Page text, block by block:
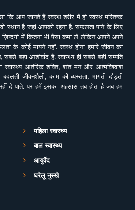
कि आप जानते हैं स्वस्थ शरीर में ही स्वस्थ मस्तिष्क
वो स्थान है जहां आपको रहना है. सफलता पाने के लिए
ज़िन्दगी में कितना भी पैसा कमा लें लेकिन आपने अपने
के कोई मायने नहीं. स्वस्थ होना हमारे जीवन का
बड़ा आशीर्वाद है. स्वास्थ्य ही सबसे बड़ी सम्पति
स्वास्थ्य आतंरिक शक्ति, शांत मन और आत्मविश्वाश
जीवनशैली, काम की व्यस्तता, भागती दौड़ती
दे पाते. पर हमें इसका अहसास तब होता है जब हम
को साकार करने के मकसद से इस डिजिटल मीडिया
स्वास्थ्य विशेषज्ञों के साथ पत्रकारों, शोधकर्ताओं,
बीमारियों और उनके इलाज, विशेषज्ञों की राय, नवीन
रही है. जिसका मकसद सिर्फ और सिर्फ आपको
करना है. उम्मीद ही नहीं पूरा भरोसा है आप पूरी
द इंडिया हेल्थ के मार्फत प्राप्त करेंगेे और
के परामर्श के इनका अनुसरण करने से भी बचेंगे.
महिला स्वास्थ्य
बाल स्वास्थ्य
आयुर्वेद
घरेलू नुस्खे